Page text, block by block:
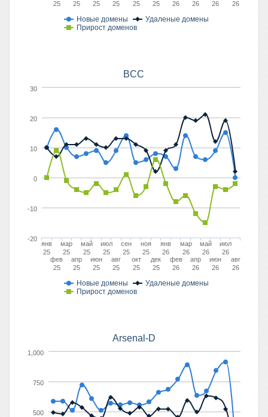
Новые домены
Удаленые домены
Прирост доменов
25
25
25
25
25
25
26
26
26
26
BCC
Новые домены
Удаленые домены
Прирост доменов
янв
25
фев
25
мар
25
апр
25
май
25
июн
25
июл
25
авг
25
сен
25
окт
25
ноя
25
дек
25
янв
26
фев
26
мар
26
апр
26
май
26
июн
26
июл
26
авг
26
-20
-10
0
10
20
30
Arsenal-D
1,000
500
750